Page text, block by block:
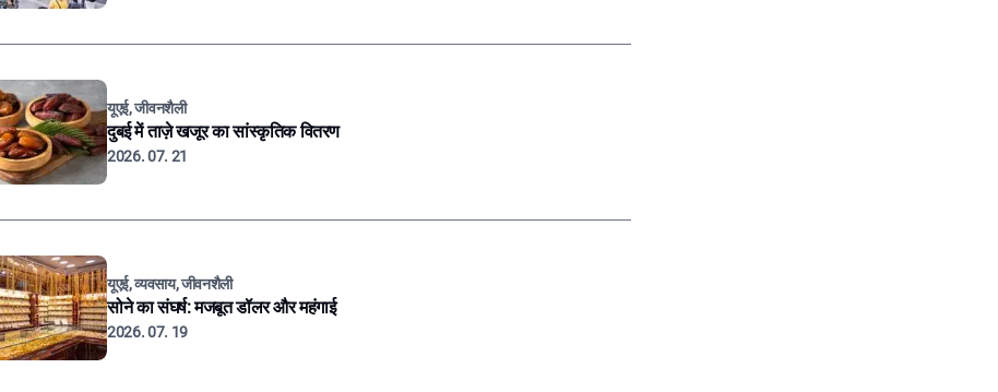
यूएई, जीवनशैली
दुबई में ताज़े खजूर का सांस्कृतिक वितरण
2026. 07. 21
यूएई, व्यवसाय, जीवनशैली
सोने का संघर्ष: मजबूत डॉलर और महंगाई
2026. 07. 19